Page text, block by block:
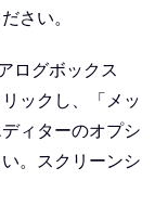
さい。
ログボックス
ックし、「メッ
ィターのオプシ
。スクリーンシ